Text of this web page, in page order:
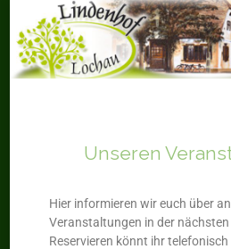
Unseren
Hier informieren wir euch über
Veranstaltungen in der nächsten
Reservieren könnt ihr